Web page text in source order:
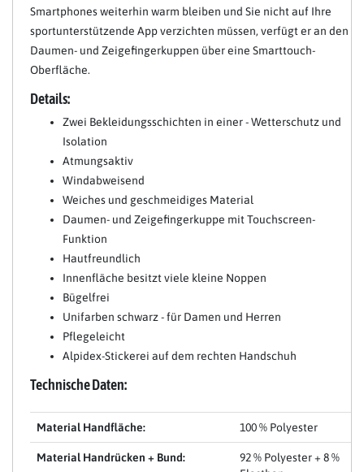
Smartphones weiterhin warm bleiben und Sie nicht auf Ihre
sportunterstützende App verzichten müssen, verfügt er an den
Daumen- und Zeigefingerkuppen über eine Smarttouch-
Oberfläche.
Details:
Zwei Bekleidungsschichten in einer - Wetterschutz und
Isolation
Atmungsaktiv
Windabweisend
Weiches und geschmeidiges Material
Daumen- und Zeigefingerkuppe mit Touchscreen-
Funktion
Hautfreundlich
Innenfläche besitzt viele kleine Noppen
Bügelfrei
Unifarben schwarz - für Damen und Herren
Pflegeleicht
Alpidex-Stickerei auf dem rechten Handschuh
Technische Daten:
Material Handfläche: 100 % Polyester
Material Handrücken + Bund:
92 % Polyester + 8 %